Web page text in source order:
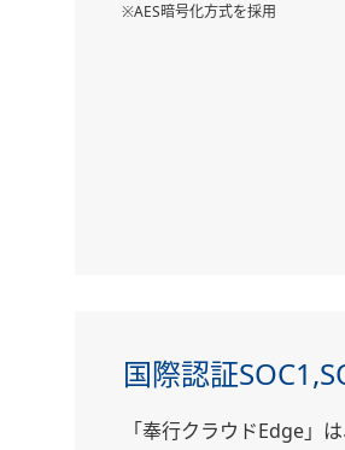
※AES暗号化方式を採用
国際認証
「奉行クラウドEdge」